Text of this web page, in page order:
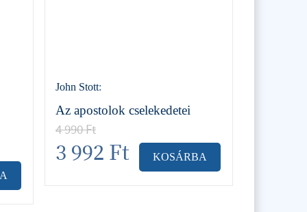
John Stott:
Az apostolok cselekedetei
4 990Ft
3 992 Ft KOSÁRBA